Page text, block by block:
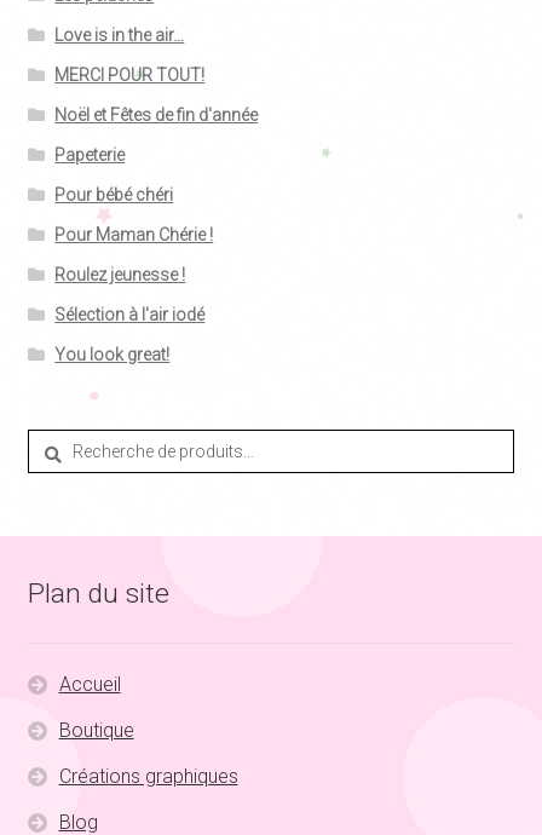
Love is in the air...
MERCI POUR TOUT!
Noël et Fêtes de fin d'année
Papeterie
Pour bébé chéri
Pour Maman Chérie !
Roulez jeunesse !
Sélection à l'air iodé
You look great!
Recherche
pour :
Recherche
Plan du site
Accueil
Boutique
Créations graphiques
Blog